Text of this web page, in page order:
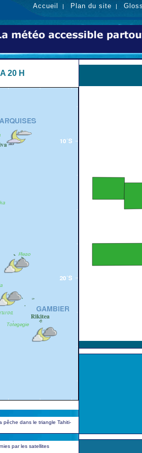
Accueil | Plan du site |
20 H
pêche dans le triangle Tahiti-
par les satellites